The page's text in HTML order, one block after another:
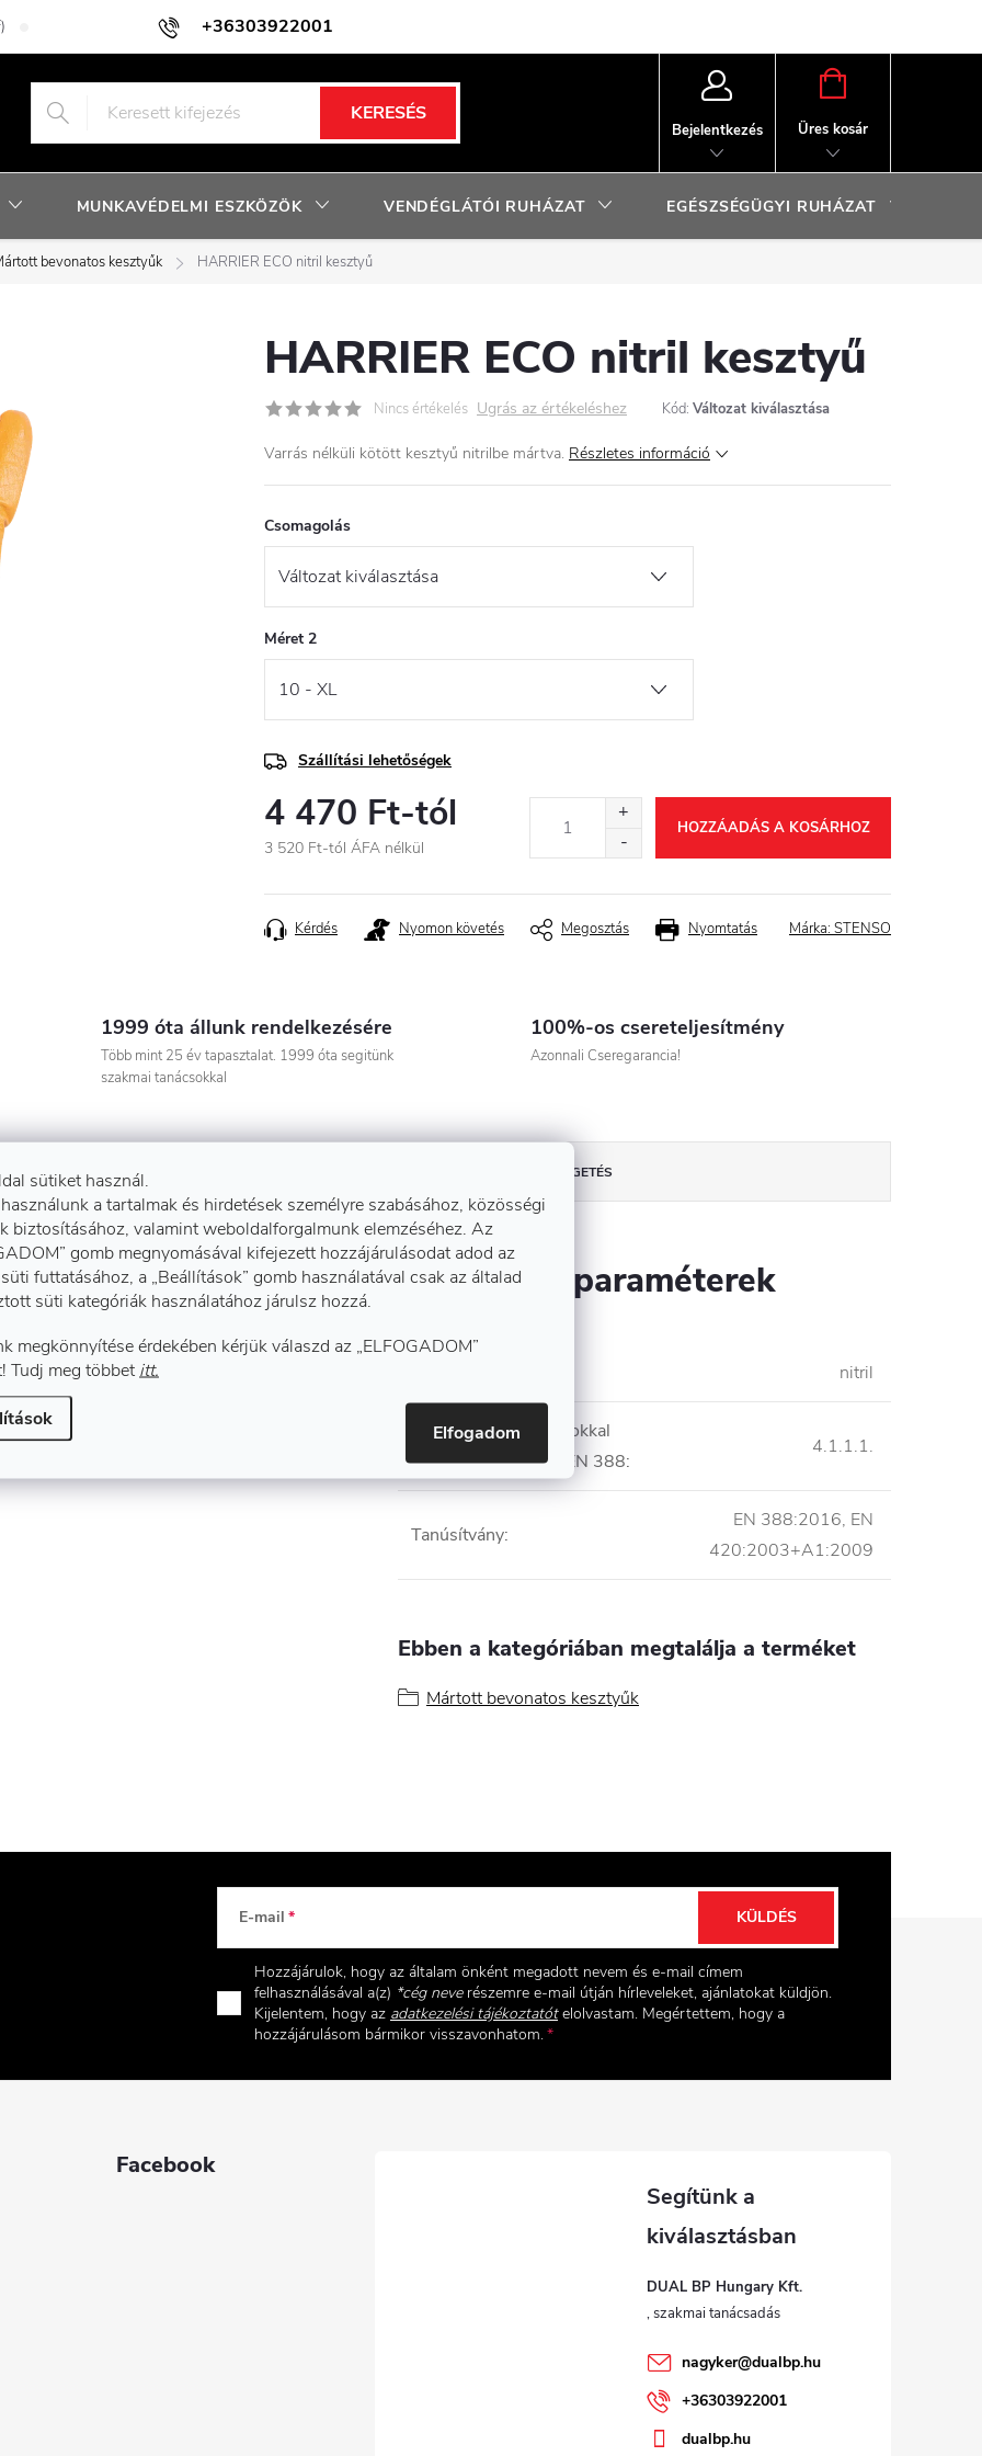
sütiket használ.
a tartalmak és hirdetések személyre szabásához, közösségi
biztosításához, valamint weboldalforgalmunk elemzéséhez. Az
gomb megnyomásával kifejezett hozzájárulásodat adod az
futtatásához, a „Beállítások” gomb használatával csak az általad
süti kategóriák használatához járulsz hozzá.
megkönnyítése érdekében kérjük válaszd az „ELFOGADOM”
Tudj meg többetitt.
Elfogadom
+36303922001
Adatkezelési tájékoztató Facebook nyereményjáték szabályzat
KERESÉS
Bejelentkezés
KOSÁR
Üres kosár
MUNKAVÉDELMI ESZKÖZÖK VENDÉGLÁTÓI RUHÁZAT EGÉSZSÉGÜGYI RUHÁZAT
bevonatos kesztyűk HARRIER ECO nitril kesztyű
HARRIER ECO nitril kesztyű
Nincs értékelés Ugrás az értékeléshez Kód: Változat kiválasztása
Varrás nélküli kötött kesztyű nitrilbe mártva. Részletes információ
Csomagolás
Méret 2
Szállítási lehetőségek
4 470 Ft-tól
3 520 Ft-tól ÁFA nélkül
HOZZÁADÁS A KOSÁRHOZ
Nyomtatás
Kérdés Nyomon követés Megosztás Márka: STENSO
1999 óta állunk rendelkezésére
Több mint 25 év tapasztalat. 1999 óta segitünk
szakmai tanácsokkal
100%-os csereteljesítmény
Azonnali Cseregarancia!
BESZÉLGETÉS
mandzsettával.
Kiegészítő paraméterek
nitril
Mechanikai kockázatokkal
szembeni ellenállás EN 388:
4.1.1.1.
Tanúsítvány:
EN 388:2016, EN
420:2003+A1:2009
Ebben a kategóriában megtalálja a terméket
Mártott bevonatos kesztyűk
E-mail
Hozzájárulok, hogy az általam önként megadott nevem és e-mail címem
felhasználásával a(z) *cég neverészemre e-mail útján hírleveleket, ajánlatokat küldjön.
Kijelentem, hogy az adatkezelési tájékoztatót elolvastam. Megértettem, hogy a
hozzájárulásom bármikor visszavonhatom.
KÜLDÉS
Facebook
DUAL BP Hungary Kft.
nagyker@dualbp.hu
+36303922001
dualbp.hu